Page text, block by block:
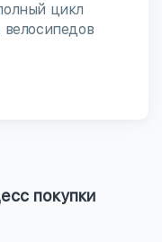
цикл
покупки